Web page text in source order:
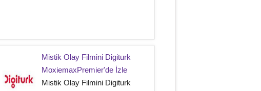
Mistik Olay Filmini Digiturk
MoxiemaxPremier'de İzle
Mistik Olay Filmini Digiturk